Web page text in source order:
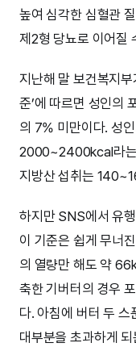
높여 심각한 심혈관
제2형 당뇨로 이어질
지난해 말 보건복지부
준’에 따르면 성인의
의 7% 미만이다. 성
2000~2400kcal라는
지방산 섭취는
하지만 SNS에서 유
이 기준은 쉽게 무너
의 열량만 해도 약
축한 기버터의 경우
다. 아침에 버터 두 스
대부분을 초과하게